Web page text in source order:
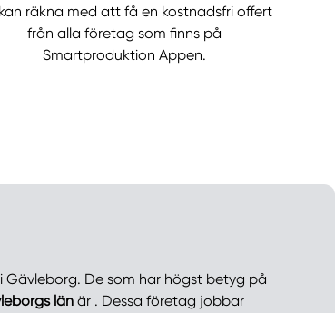
räkna med att få en kostnadsfri offert
från alla företag som finns på
Smartproduktion Appen.
Gävleborg. De som har högst betyg på
län är . Dessa företag jobbar